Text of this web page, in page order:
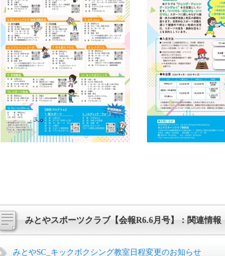
みとやスポーツクラブ【会報R6.6月号】：関連情報
みとやSC_キックボクシング教室日程変更のお知らせ